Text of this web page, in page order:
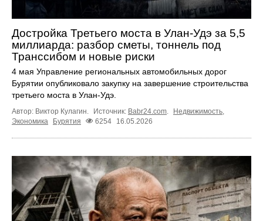
Достройка Третьего моста в Улан-Удэ за 5,5
миллиарда: разбор сметы, тоннель под
Транссибом и новые риски
4 мая Управление региональных автомобильных дорог
Бурятии опубликовало закупку на завершение строительства
третьего моста в Улан-Удэ.
Автор: Виктор Кулагин. Источник: Babr24.com Недвижимость
Экономика
Бурятия 6254 16.05.2026